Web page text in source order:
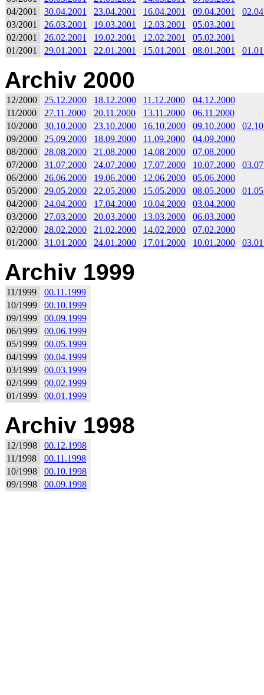
04/2001
30.04.2001 23.04.2001 16.04.2001 09.04.2001
03/2001
26.03.2001 19.03.2001 12.03.2001
05.03.2001
02/2001
26.02.2001 19.02.2001 12.02.2001
05.02.2001
01/2001
29.01.2001 22.01.2001 15.01.2001 08.01.2001
Archiv 2000
12/2000 25.12.2000 18.12.2000 11.12.2000
04.12.2000
11/2000
27.11.2000 20.11.2000 13.11.2000
06.11.2000
10/2000
30.10.2000 23.10.2000 16.10.2000 09.10.2000
09/2000
25.09.2000 18.09.2000 11.09.2000
04.09.2000
08/2000
28.08.2000 21.08.2000 14.08.2000
07.08.2000
07/2000
31.07.2000 24.07.2000 17.07.2000 10.07.2000
06/2000
26.06.2000 19.06.2000 12.06.2000
05.06.2000
05/2000
29.05.2000 22.05.2000 15.05.2000 08.05.2000
04/2000
24.04.2000 17.04.2000 10.04.2000
03.04.2000
03/2000
27.03.2000 20.03.2000 13.03.2000
06.03.2000
02/2000
28.02.2000 21.02.2000 14.02.2000
07.02.2000
01/2000
31.01.2000 24.01.2000 17.01.2000 10.01.2000
Archiv 1999
11/1999
00.11.1999
10/1999
00.10.1999
09/1999
00.09.1999
06/1999
00.06.1999
05/1999
00.05.1999
04/1999
00.04.1999
03/1999
00.03.1999
02/1999
00.02.1999
01/1999
00.01.1999
Archiv 1998
12/1998
00.12.1998
11/1998
00.11.1998
10/1998
00.10.1998
09/1998
00.09.1998